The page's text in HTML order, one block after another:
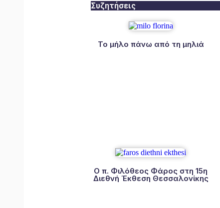
Συζητήσεις
Το μήλο πάνω από τη μηλιά
Ο π. Φιλόθεος Φάρος στη 15η
Διεθνή Έκθεση Θεσσαλονίκης